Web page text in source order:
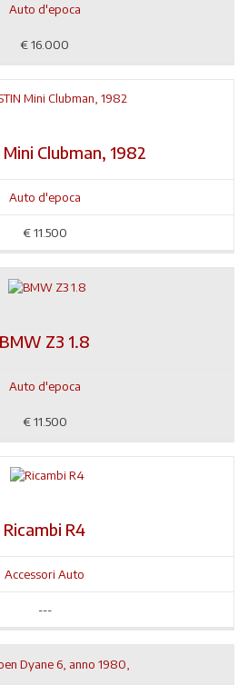
Auto d'epoca
€16.000
Mini Clubman, 1982
Auto d'epoca
€ 11.500
BMW Z3 1.8
Auto d'epoca
€ 11.500
Ricambi R4
Accessori Auto
---